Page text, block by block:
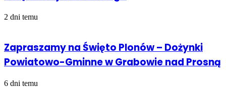
2 dni temu
Zapraszamy na Święto Plonów – Dożynki
Powiatowo-Gminne w Grabowie nad Prosną
6 dni temu